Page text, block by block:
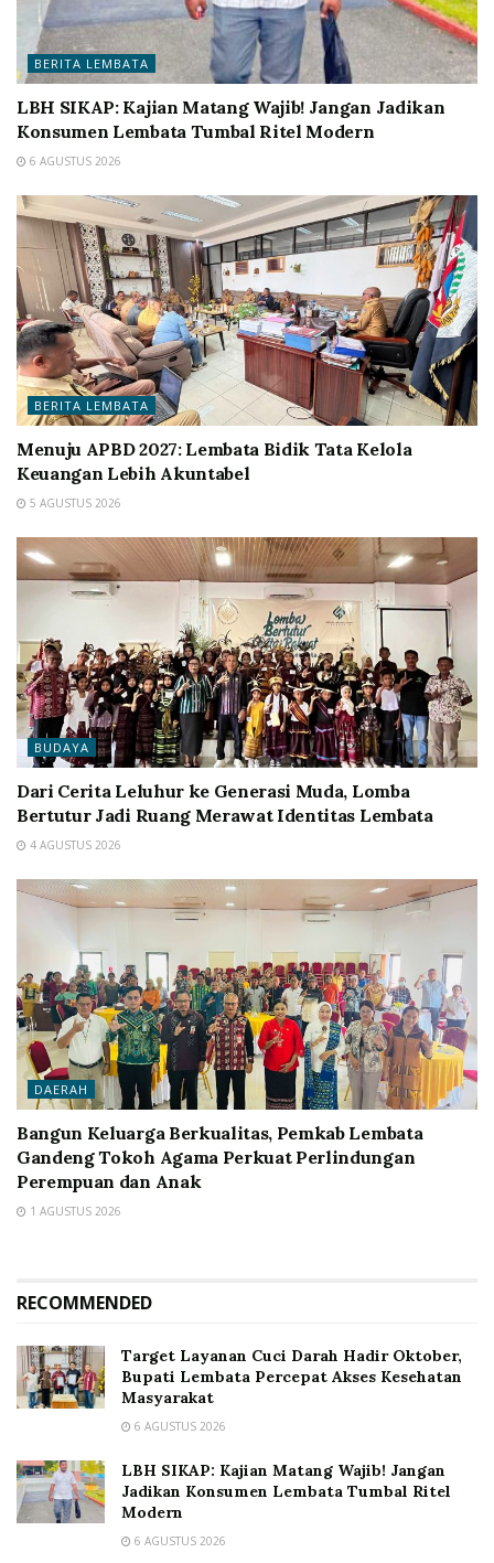
BERITA LEMBATA
LBH SIKAP: Kajian Matang Wajib! Jangan Jadikan
Konsumen Lembata Tumbal Ritel Modern
6 AGUSTUS 2026
BERITA LEMBATA
Menuju APBD 2027: Lembata Bidik Tata Kelola
Keuangan Lebih Akuntabel
5 AGUSTUS 2026
BUDAYA
Dari Cerita Leluhur ke Generasi Muda, Lomba
Bertutur Jadi Ruang Merawat Identitas Lembata
4 AGUSTUS 2026
DAERAH
Bangun Keluarga Berkualitas, Pemkab Lembata
Gandeng Tokoh Agama Perkuat Perlindungan
Perempuan dan Anak
1 AGUSTUS 2026
RECOMMENDED
Target Layanan Cuci Darah Hadir Oktober,
Bupati Lembata Percepat Akses Kesehatan
Masyarakat
6 AGUSTUS 2026
LBH SIKAP: Kajian Matang Wajib! Jangan
Jadikan Konsumen Lembata Tumbal Ritel
Modern
6 AGUSTUS 2026